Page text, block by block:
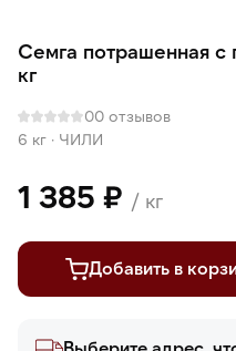
Семга потрашенная с
кг
00 отзывов
6 кг · ЧИЛИ
1 385 ₽ / кг
Добавить в